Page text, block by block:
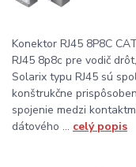
Konektor RJ45 8P8C
RJ45 8p8c pre vodič
Solarix typu RJ45 sú
konštrukčne
spojenie medzi
dátového ... celý popis